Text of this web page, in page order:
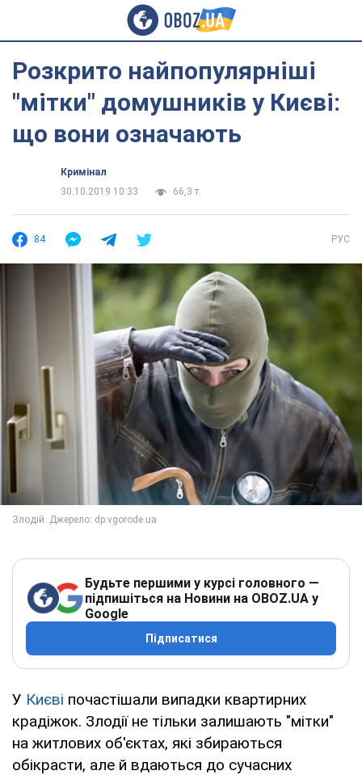
Розкрито найпопулярніші
"мітки" домушників у Києві:
що вони означають
Кримінал
30.10.2019 10:33
66,3 т.
84 РУС
Будьте першими у курсі головного —
підпишіться на Новини на OBOZ.UA у
Google
Підписатися
У Києві почастішали випадки квартирних
крадіжок. Злодії не тільки залишають "мітки"
на житлових об'єктах, які збираються
обікрасти, але й вдаються до сучасних